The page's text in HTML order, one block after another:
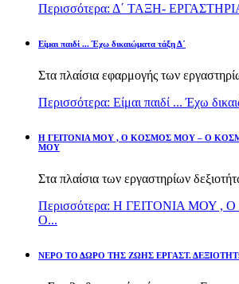
Περισσότερα: Δ΄ ΤΑΞΗ-
Είμαι παιδί ... Έχω δικαιώματα τάξη Δ΄
Στα πλαίσια εφαρμογής των
Περισσότερα: Είμαι παιδί ... Έχω
Η ΓΕΙΤΟΝΙΑ ΜΟΥ , Ο ΚΟΣΜΟΣ ΜΟΥ – Ο
ΜΟΥ
Στα πλαίσια των εργαστηρίων
Περισσότερα: Η ΓΕΙΤΟΝΙΑ ΜΟΥ
Ο...
ΝΕΡΟ ΤΟ ΔΩΡΟ ΤΗΣ ΖΩΗΣ ΕΡΓΑΣΤ.